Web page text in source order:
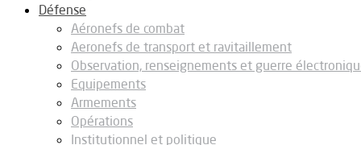
Défense
Aéronefs de combat
Aeronefs de transport et ravitaillement
Observation, renseignements et guerre
Equipements
Armements
Opérations
Institutionnel et politique